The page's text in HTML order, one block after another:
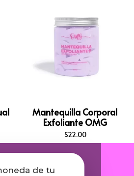
Mantequilla Corporal
Exfoliante OMG
$22.00
de tu